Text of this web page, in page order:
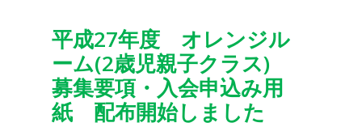
平成27年度 オレンジル
ーム(2歳児親子クラス)
募集要項・入会申込み用
紙 配布開始しました